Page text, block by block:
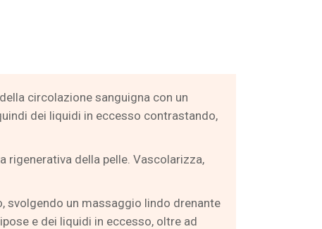
circolazione sanguigna con un
dei liquidi in eccesso contrastando,
rigenerativa della pelle. Vascolarizza,
svolgendo un massaggio lindo drenante
e dei liquidi in eccesso, oltre ad